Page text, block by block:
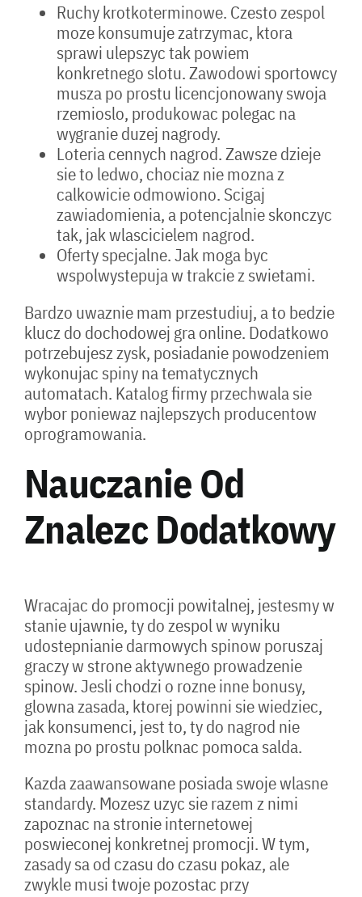
Ruchy krotkoterminowe. Czesto zespol
moze konsumuje zatrzymac, ktora
sprawi ulepszyc tak powiem
konkretnego slotu. Zawodowi sportowcy
musza po prostu licencjonowany swoja
rzemioslo, produkowac polegac na
wygranie duzej nagrody.
Loteria cennych nagrod. Zawsze dzieje
sie to ledwo, chociaz nie mozna z
calkowicie odmowiono. Scigaj
zawiadomienia, a potencjalnie skonczyc
tak, jak wlascicielem nagrod.
Oferty specjalne. Jak moga byc
wspolwystepuja w trakcie z swietami.
Bardzo uwaznie mam przestudiuj, a to bedzie
klucz do dochodowej gra online. Dodatkowo
potrzebujesz zysk, posiadanie powodzeniem
wykonujac spiny na tematycznych
automatach. Katalog firmy przechwala sie
wybor poniewaz najlepszych producentow
oprogramowania.
Nauczanie Od
Znalezc Dodatkowy
Wracajac do promocji powitalnej, jestesmy w
stanie ujawnie, ty do zespol w wyniku
udostepnianie darmowych spinow poruszaj
graczy w strone aktywnego prowadzenie
spinow. Jesli chodzi o rozne inne bonusy,
glowna zasada, ktorej powinni sie wiedziec,
jak konsumenci, jest to, ty do nagrod nie
mozna po prostu polknac pomoca salda.
Kazda zaawansowane posiada swoje wlasne
standardy. Mozesz uzyc sie razem z nimi
zapoznac na stronie internetowej
poswieconej konkretnej promocji. W tym,
zasady sa od czasu do czasu pokaz, ale
zwykle musi twoje pozostac przy